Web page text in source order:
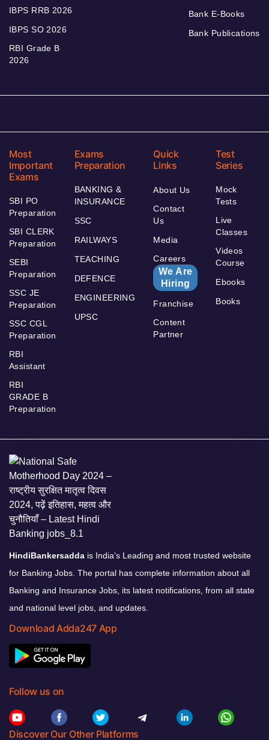
IBPS RRB 2026
IBPS SO 2026
RBI Grade B
2026
Bank E-Books
Bank Publications
Most
Important
Exams
SBI PO
Preparation
SBI CLERK
Preparation
SEBI
Preparation
SSC JE
Preparation
SSC CGL
Preparation
RBI
Assistant
RBI
GRADE B
Preparation
Exams
Preparation
BANKING &
INSURANCE
SSC
RAILWAYS
TEACHING
DEFENCE
ENGINEERING
UPSC
Quick
Links
About Us
Contact
Us
Media
Careers
We Are
Hiring
Franchise
Content
Partner
Test
Series
Mock
Tests
Live
Classes
Videos
Course
Ebooks
Books
HindiBankersadda is India’s Leading and most trusted website
for Banking Jobs. The portal has complete information about all
Banking and Insurance Jobs, its latest notifications, from all state
and national level jobs, and updates.
Download Adda247 App
Follow us on
Discover Our Other Platforms